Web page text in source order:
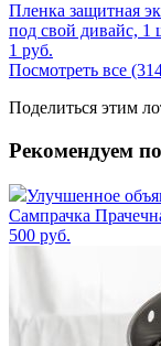
Пленка защитная
под свой дивайс, 1
1 руб.
Посмотреть все
Поделиться этим
Рекомендуем
Улучшенное
Сампрачка
500 руб.